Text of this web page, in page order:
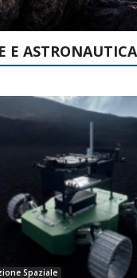
E ASTRONAUTICA
Spaziale